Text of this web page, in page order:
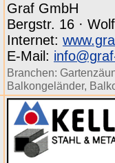
Graf GmbH
Bergstr. 16 ·
Internet:
E-Mail:
Branchen:
Balkongeländer,